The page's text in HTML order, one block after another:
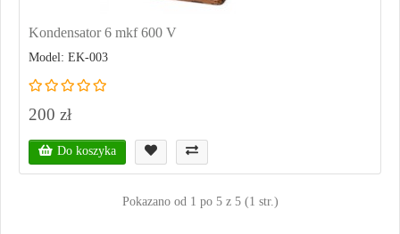
Kondensator 6 mkf 600 V
Model: EK-003
200 zł
Do koszyka
Pokazano od 1 po 5 z 5 (1 str.)